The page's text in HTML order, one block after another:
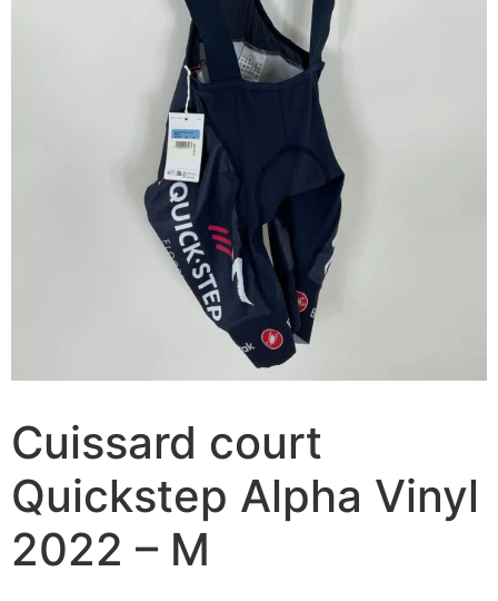
Cuissard court
Quickstep Alpha Vinyl
2022 – M